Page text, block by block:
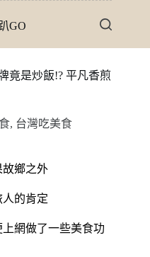
GO
竟是炒飯!? 平凡香煎
, 台灣吃美食
故鄉之外
的肯定
網做了一些美食功